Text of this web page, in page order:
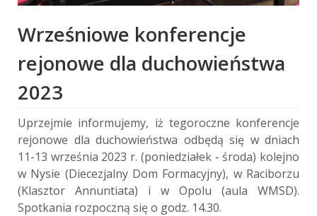
Wrześniowe konferencje
rejonowe dla duchowieństwa
2023
Uprzejmie informujemy, iż tegoroczne konferencje
rejonowe dla duchowieństwa odbędą się w dniach
11-13 września 2023 r. (poniedziałek - środa) kolejno
w Nysie (Diecezjalny Dom Formacyjny), w Raciborzu
(Klasztor Annuntiata) i w Opolu (aula WMSD).
Spotkania rozpoczną się o godz. 14.30.